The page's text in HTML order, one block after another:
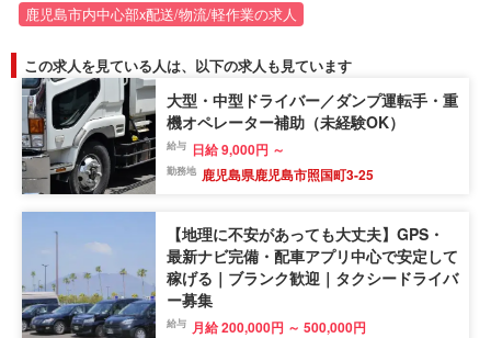
鹿児島市内中心部x配送/物流/軽作業の求人
この求人を見ている人は、以下の求人も見ています
大型・中型ドライバー／ダンプ運転手・重
機オペレーター補助（未経験OK）
給与 日給 9,000円 ～
勤務地 鹿児島県鹿児島市照国町3-25
【地理に不安があっても大丈夫】GPS・
最新ナビ完備・配車アプリ中心で安定して
稼げる｜ブランク歓迎｜タクシードライバ
ー募集
給与 月給 200,000円 ～ 500,000円